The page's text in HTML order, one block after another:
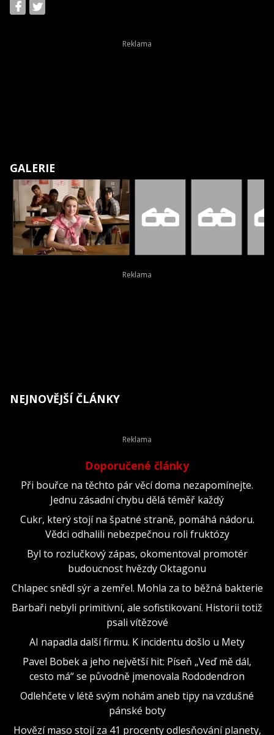
GALERIE
NEJNOVĚJŠÍ ČLÁNKY
Doporučené články
Při bouřce na těchto pár věcí doma nezapomínejte.
Jednu zásadní chybu dělá téměř každý
Cukr, který stojí na špatné straně, pomáhá nádoru.
Vědci odhalili nebezpečnou roli fruktózy
Byl to rozlučkový zápas, okomentoval promotér
budoucnost hvězdy Oktagonu
Chlapec snědl sýr a zemřel. Mohla za to běžná bakterie
Barbaři nebyli primitivní, ale sofistikovaní. Historii totiž
psali vítězové
AI napadla další firmu. K incidentu došlo u Mety
Pavel Bobek a jeho největší hit: Píseň „Veď mě dál,
cesto má“ se původně jmenovala Rododendron
Odlehčete v létě svým nohám aneb tipy na vzdušné
pánské boty
Hovězí maso stojí za 41 procenty odlesňování planety,